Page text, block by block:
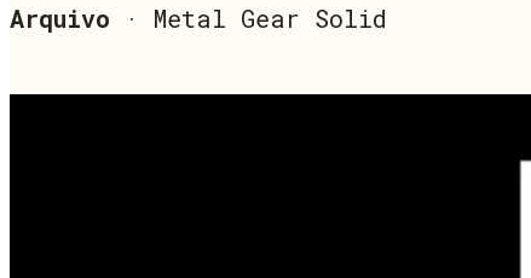
Arquivo · Metal Gear Solid